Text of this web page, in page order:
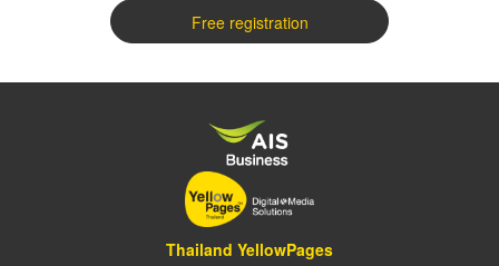
Free registration
Thailand YellowPages